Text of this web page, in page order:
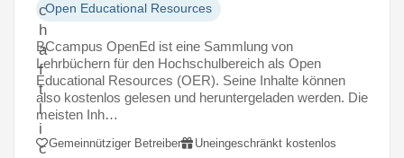
c
h
a
f
t
l
i
c
Open Educational Resources
BCcampus OpenEd ist eine Sammlung von
Lehrbüchern für den Hochschulbereich als Open
Educational Resources (OER). Seine Inhalte können
also kostenlos gelesen und heruntergeladen werden. Die
meisten Inh…
Gemeinnütziger Betreiber Uneingeschränkt kostenlos